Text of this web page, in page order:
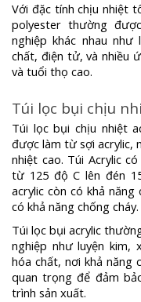
Với đặc tính chịu nhiệt
polyester thường
nghiệp khác nhau
chất, điện tử, và nhiều
và tuổi thọ cao.
Túi lọc bụi chịu
Túi lọc bụi chịu nhiệt
được làm từ sợi acrylic,
nhiệt cao. Túi Acrylic
từ 125 độ C lên đén
acrylic còn có khả
có khả năng chống cháy.
Túi lọc bụi acrylic
nghiệp như luyện kim,
hóa chất, nơi khả năng
quan trọng để đảm
trình sản xuất.